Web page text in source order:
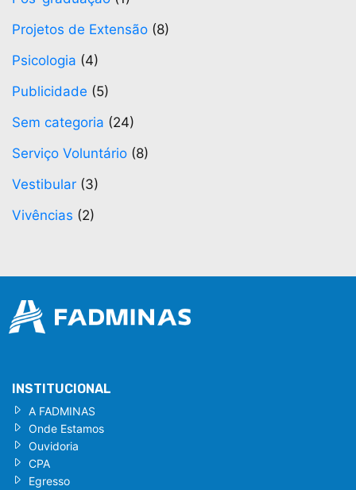
Projetos de Extensão (8)
Psicologia (4)
Publicidade (5)
Sem categoria (24)
Serviço Voluntário (8)
Vestibular (3)
Vivências (2)
INSTITUCIONAL
A FADMINAS
Onde Estamos
Ouvidoria
CPA
Egresso